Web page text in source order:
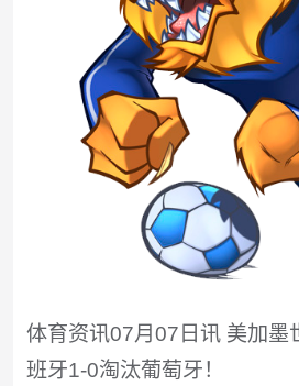
体育资讯07月07日讯 美加墨
班牙1-0淘汰葡萄牙！